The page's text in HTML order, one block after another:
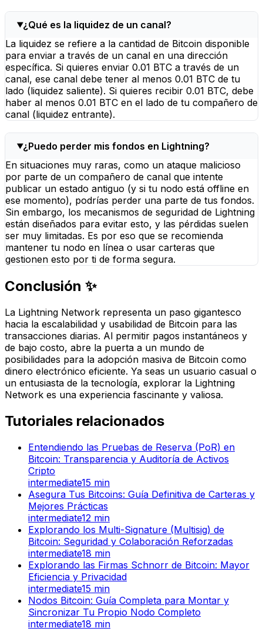
¿Qué es la liquidez de un canal?
La liquidez se refiere a la cantidad de Bitcoin disponible
para enviar a través de un canal en una dirección
específica. Si quieres enviar 0.01 BTC a través de un
canal, ese canal debe tener al menos 0.01 BTC de tu
lado (liquidez saliente). Si quieres recibir 0.01 BTC, debe
haber al menos 0.01 BTC en el lado de tu compañero de
canal (liquidez entrante).
¿Puedo perder mis fondos en Lightning?
En situaciones muy raras, como un ataque malicioso
por parte de un compañero de canal que intente
publicar un estado antiguo (y si tu nodo está offline en
ese momento), podrías perder una parte de tus fondos.
Sin embargo, los mecanismos de seguridad de Lightning
están diseñados para evitar esto, y las pérdidas suelen
ser muy limitadas. Es por eso que se recomienda
mantener tu nodo en línea o usar carteras que
gestionen esto por ti de forma segura.
Conclusión ✨
La Lightning Network representa un paso gigantesco
hacia la escalabilidad y usabilidad de Bitcoin para las
transacciones diarias. Al permitir pagos instantáneos y
de bajo costo, abre la puerta a un mundo de
posibilidades para la adopción masiva de Bitcoin como
dinero electrónico eficiente. Ya seas un usuario casual o
un entusiasta de la tecnología, explorar la Lightning
Network es una experiencia fascinante y valiosa.
Tutoriales relacionados
Entendiendo las Pruebas de Reserva (PoR) en
Bitcoin: Transparencia y Auditoría de Activos
Cripto
intermediate15 min
Asegura Tus Bitcoins: Guía Definitiva de Carteras y
Mejores Prácticas
intermediate12 min
Explorando los Multi-Signature (Multisig) de
Bitcoin: Seguridad y Colaboración Reforzadas
intermediate18 min
Explorando las Firmas Schnorr de Bitcoin: Mayor
Eficiencia y Privacidad
intermediate15 min
Nodos Bitcoin: Guía Completa para Montar y
Sincronizar Tu Propio Nodo Completo
intermediate18 min